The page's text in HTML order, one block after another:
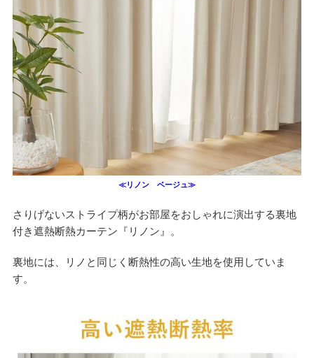
≪リノン ベージュ≫
さりげないストライプ柄がお部屋をおしゃれに演出する裏地
付き遮熱断熱カーテン『リノン』。
裏地には、リノと同じく断熱性の高い生地を使用していま
す。